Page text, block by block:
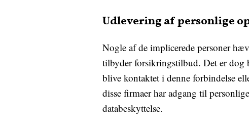
Udlevering af personlige
Nogle af de implicerede personer
tilbyder forsikringstilbud. Det er dog
blive kontaktet i denne forbindelse
disse firmaer har adgang til
databeskyttelse.